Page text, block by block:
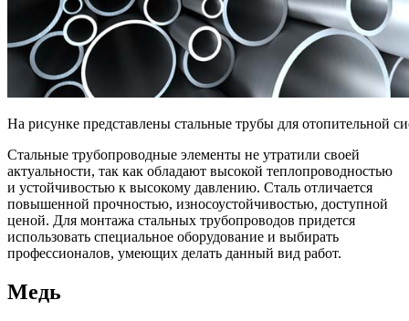
На рисунке представлены стальные трубы для отопительной
Стальные трубопроводные элементы не утратили своей
актуальности, так как обладают высокой теплопроводностью
и устойчивостью к высокому давлению. Сталь отличается
повышенной прочностью, износоустойчивостью, доступной
ценой. Для монтажа стальных трубопроводов придется
использовать специальное оборудование и выбирать
профессионалов, умеющих делать данный вид работ.
Медь